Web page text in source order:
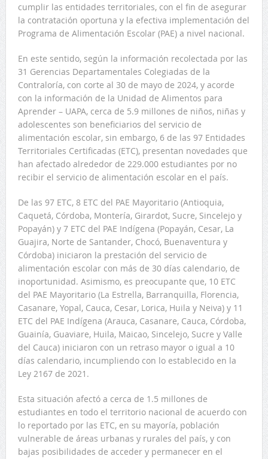
cumplir las entidades territoriales, con el fin de asegurar
la contratación oportuna y la efectiva implementación del
Programa de Alimentación Escolar (PAE) a nivel nacional.
En este sentido, según la información recolectada por las
31 Gerencias Departamentales Colegiadas de la
Contraloría, con corte al 30 de mayo de 2024, y acorde
con la información de la Unidad de Alimentos para
Aprender – UAPA, cerca de 5.9 millones de niños, niñas y
adolescentes son beneficiarios del servicio de
alimentación escolar, sin embargo, 6 de las 97 Entidades
Territoriales Certificadas (ETC), presentan novedades que
han afectado alrededor de 229.000 estudiantes por no
recibir el servicio de alimentación escolar en el país.
De las 97 ETC, 8 ETC del PAE Mayoritario (Antioquia,
Caquetá, Córdoba, Montería, Girardot, Sucre, Sincelejo y
Popayán) y 7 ETC del PAE Indígena (Popayán, Cesar, La
Guajira, Norte de Santander, Chocó, Buenaventura y
Córdoba) iniciaron la prestación del servicio de
alimentación escolar con más de 30 días calendario, de
inoportunidad. Asimismo, es preocupante que, 10 ETC
del PAE Mayoritario (La Estrella, Barranquilla, Florencia,
Casanare, Yopal, Cauca, Cesar, Lorica, Huila y Neiva) y 11
ETC del PAE Indígena (Arauca, Casanare, Cauca, Córdoba,
Guainía, Guaviare, Huila, Maicao, Sincelejo, Sucre y Valle
del Cauca) iniciaron con un retraso mayor o igual a 10
días calendario, incumpliendo con lo establecido en la
Ley 2167 de 2021.
Esta situación afectó a cerca de 1.5 millones de
estudiantes en todo el territorio nacional de acuerdo con
lo reportado por las ETC, en su mayoría, población
vulnerable de áreas urbanas y rurales del país, y con
bajas posibilidades de acceder y permanecer en el